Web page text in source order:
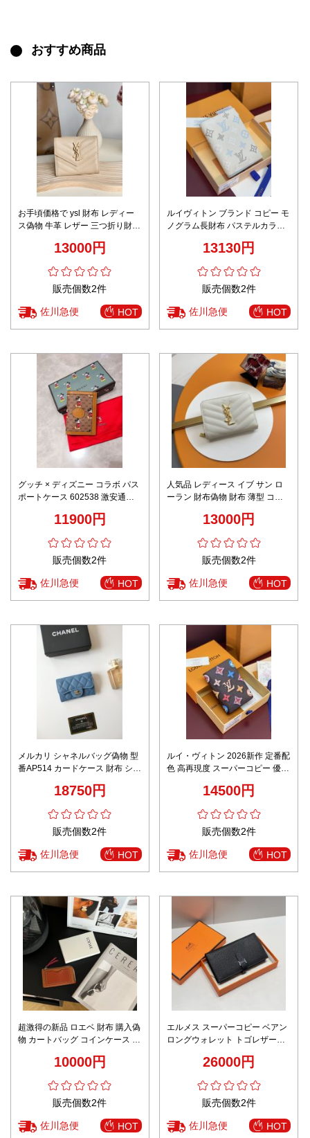
おすすめ商品
お手頃価格で ysl 財布 レディー
ス偽物 牛革 レザー 三つ折り財布
13000円
販売個数2件
佐川急便 HOT
ルイヴィトン ブランド コピー モ
ノグラム長財布 パステルカラー
13130円
販売個数2件
佐川急便 HOT
グッチ × ディズニー コラボ パス
ポートケース 602538 激安通販
度 発送保証11900円
販売個数2件
佐川急便 HOT
人気品 レディース イブ サン ロ
ーラン 財布偽物 財布 薄型 コン
13000円
販売個数2件
佐川急便 HOT
メルカリ シャネルバッグ偽物 型
番AP514 カードケース 財布 シン
18750円
販売個数2件
佐川急便 HOT
ルイ・ヴィトン 2026新作 定番配
色 高再現度 スーパーコピー 優良
ケース 正確な刻印 精密ディテー
14500円
販売個数2件
佐川急便 HOT
超激得の新品 ロエベ 財布 購入偽
物 カートバッグ コインケース 便
10000円
販売個数2件
佐川急便 HOT
エルメス スーパーコピー ベアン
ロングウォレット トゴレザー仕
26000円
販売個数2件
佐川急便 HOT